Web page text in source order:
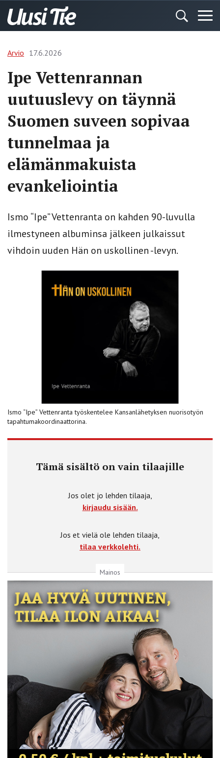
Arvio 17.6.2026
Ipe Vettenrannan
uutuuslevy on täynnä
Suomen suveen sopivaa
tunnelmaa ja
elämänmakuista
evankeliointia
Ismo “Ipe” Vettenranta on kahden 90-luvulla
ilmestyneen albuminsa jälkeen julkaissut
vihdoin uuden Hän on uskollinen -levyn.
Ismo “Ipe” Vettenranta työskentelee Kansanlähetyksen nuorisotyön
tapahtumakoordinaattorina.
Tämä sisältö on vain tilaajille
Jos olet jo lehden tilaaja,
kirjaudu sisään.
Jos et vielä ole lehden tilaaja,
tilaa verkkolehti.
Mainos